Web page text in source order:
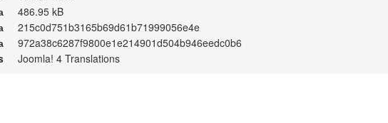
486.95 kB
215c0d751b3165b69d61b71999056e4e
972a38c6287f9800e1e214901d504b946eedc0b6
Joomla! 4 Translations